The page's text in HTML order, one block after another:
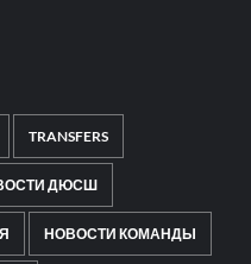
TRANSFERS
ДЮСШ
НОВОСТИ КОМАНДЫ